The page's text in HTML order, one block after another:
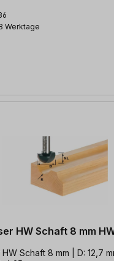
Werktage
HW Schaft 8 mm
Schaft 8 mm | D: 12,7